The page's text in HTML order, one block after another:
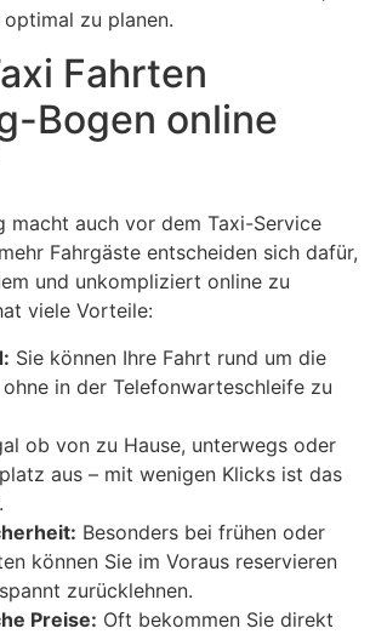
zu planen.
Fahrten
Bogen online
macht auch vor dem Taxi-Service
Fahrgäste entscheiden sich dafür,
und unkompliziert online zu
viele Vorteile:
Sie können Ihre Fahrt rund um die
in der Telefonwarteschleife zu
ob von zu Hause, unterwegs oder
aus – mit wenigen Klicks ist das
Besonders bei frühen oder
können Sie im Voraus reservieren
zurücklehnen.
Preise: Oft bekommen Sie direkt